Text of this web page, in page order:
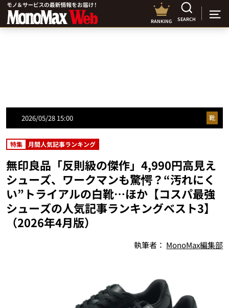
RANKING SEARCH
2026/05/28 15:00 靴
特集 月間人気記事ランキング
無印良品「反則級の傑作」4,990円高見え
シューズ、ワークマンも驚愕？“汚れにく
い”トライアルの白靴…ほか【コスパ最強
シューズの人気記事ランキングベスト3】
（2026年4月版）
執筆者： MonoMax編集部